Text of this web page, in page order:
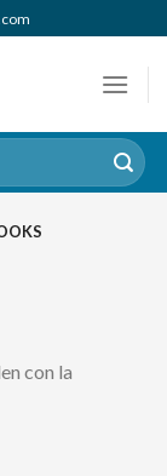
con la